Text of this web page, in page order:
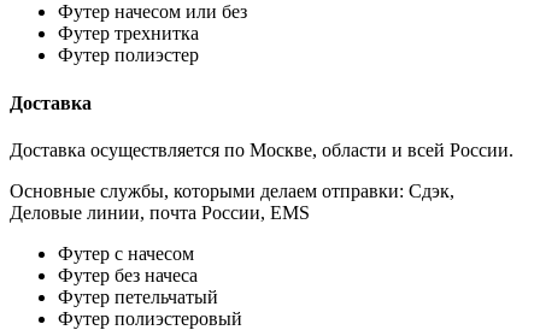
Футер начесом или без
Футер трехнитка
Футер полиэстер
Доставка
Доставка осуществляется по Москве, области и всей России.
Основные службы, которыми делаем отправки: Сдэк,
Деловые линии, почта России, EMS
Футер с начесом
Футер без начеса
Футер петельчатый
Футер полиэстеровый